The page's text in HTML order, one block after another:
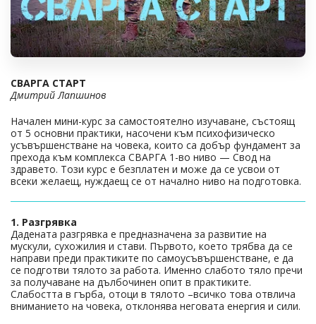
СВАРГА СТАРТ
Дмитрий Лапшинов
Начален мини-курс за самостоятелно изучаване, състоящ
от 5 основни практики, насочени към психофизическо
усъвършенстване на човека, които са добър фундамент за
прехода към комплекса СВАРГА 1-во ниво — Свод на
здравето. Този курс е безплатен и може да се усвои от
всеки желаещ, нуждаещ се от начално ниво на подготовка.
1. Разгрявка
Дадената разгрявка е предназначена за развитие на
мускули, сухожилия и стави. Първото, което трябва да се
направи преди практиките по самоусъвършенстване, е да
се подготви тялото за работа. Именно слабото тяло пречи
за получаване на дълбочинен опит в практиките.
Слабостта в гърба, отоци в тялото –всичко това отвлича
вниманието на човека, отклонява неговата енергия и сили.